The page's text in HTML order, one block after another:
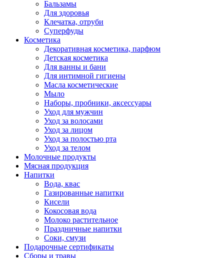
Бальзамы
Для здоровья
Клечатка, отруби
Суперфуды
Косметика
Декоративная косметика, парфюм
Детская косметика
Для ванны и бани
Для интимной гигиены
Масла косметические
Мыло
Наборы, пробники, аксессуары
Уход для мужчин
Уход за волосами
Уход за лицом
Уход за полостью рта
Уход за телом
Молочные продукты
Мясная продукция
Напитки
Вода, квас
Газированные напитки
Кисели
Кокосовая вода
Молоко растительное
Праздничные напитки
Соки, смузи
Подарочные сертификаты
Сборы и травы